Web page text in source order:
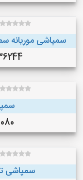
سمپاشی موریانه
سمپاشی